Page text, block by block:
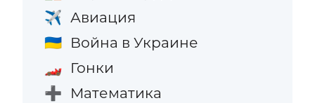
✈️ Авиация
🇺🇦 Война в Украине
🏎️ Гонки
➕ Математика